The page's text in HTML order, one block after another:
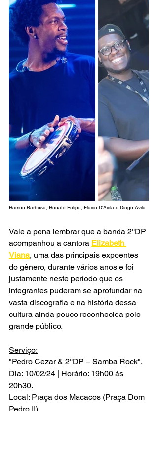
Ramon Barbosa, Renato Felipe, Flávio D'Ávila e Diego Ávila
Vale a pena lembrar que a banda 2°DP
acompanhou a cantora Elizabeth
Viana, uma das principais expoentes
do gênero, durante vários anos e foi
justamente neste período que os
integrantes puderam se aprofundar na
vasta discografia e na história dessa
cultura ainda pouco reconhecida pelo
grande público.
Serviço:
"Pedro Cezar & 2ºDP – Samba Rock".
Dia: 10/02/24 | Horário: 19h00 às
20h30.
Local: Praça dos Macacos (Praça Dom
Pedro II).